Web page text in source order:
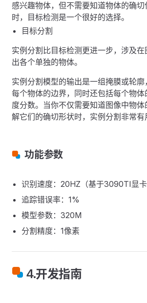
感兴趣物体，但不需要知道物体的确
时，目标检测是一个很好的选择。
目标分割
实例分割比目标检测更进一步，涉及在
出各个单独的物体。
实例分割模型的输出是一组掩膜或轮
每个物体的边界，同时还包括每个物
度分数。当你不仅需要知道图像中物
解它们的确切形状时，实例分割非常有
功能参数
识别速度：20HZ（基于3090TI显卡
追踪错误率：1%
模型参数：320M
分割精度：1像素
4.开发指南